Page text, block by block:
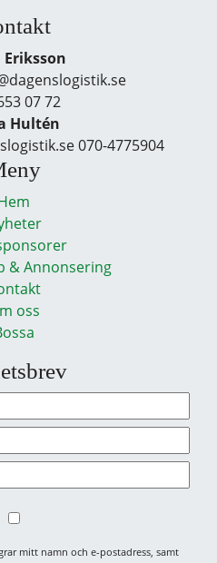
Eriksson
07 72
Hultén
070-4775904
& Annonsering
oss
mitt namn och e-postadress, samt